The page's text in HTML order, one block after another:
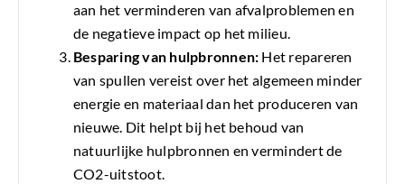
aan het verminderen van afvalproblemen en
de negatieve impact op het milieu.
Besparing van hulpbronnen: Het repareren
van spullen vereist over het algemeen minder
energie en materiaal dan het produceren van
nieuwe. Dit helpt bij het behoud van
natuurlijke hulpbronnen en vermindert de
CO2-uitstoot.